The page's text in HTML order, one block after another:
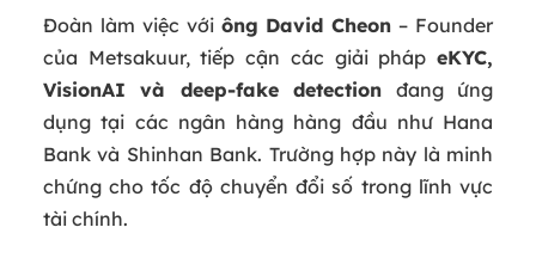
Đoàn làm việc với ông David Cheon – Founder
của Metsakuur, tiếp cận các giải pháp eKYC,
VisionAI và deep‑fake detection đang ứng
dụng tại các ngân hàng hàng đầu như Hana
Bank và Shinhan Bank. Trường hợp này là minh
chứng cho tốc độ chuyển đổi số trong lĩnh vực
tài chính.